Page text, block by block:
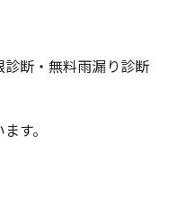
断・無料雨漏り診断
す。